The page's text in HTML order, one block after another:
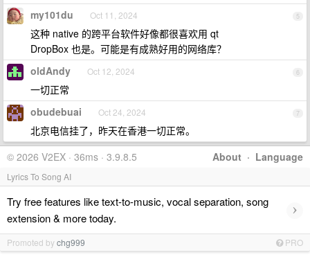
5
my101du Oct 11, 2024
这种 native 的跨平台软件好像都很喜欢用 qt
DropBox 也是。可能是有成熟好用的网络库？
6
oldAndy Oct 12, 2024
一切正常
7
obudebuai Oct 24, 2024
北京电信挂了，昨天在香港一切正常。
About · Language
© 2026 V2EX · 36ms · 3.9.8.5
Lyrics To Song AI
Try free features like text-to-music, vocal separation, song
extension & more today.
›
Promoted bychg999 PRO